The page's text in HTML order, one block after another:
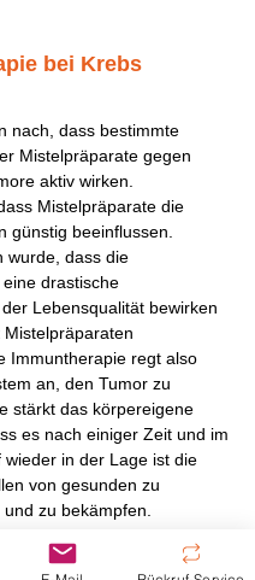
bei Krebs
nach, dass bestimmte
Mistelpräparate gegen
aktiv wirken.
Mistelpräparate die
günstig beeinflussen.
wurde, dass die
drastische
Lebensqualität bewirken
Mistelpräparaten
Immuntherapie regt also
an, den Tumor zu
stärkt das körpereigene
es nach einiger Zeit und im
wieder in der Lage ist die
von gesunden zu
zu bekämpfen.
und das